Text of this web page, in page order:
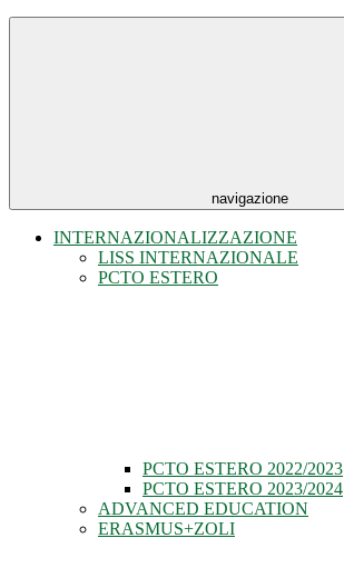
navigazione
INTERNAZIONALIZZAZIONE
LISS INTERNAZIONALE
PCTO ESTERO
PCTO ESTERO 2022/2023
PCTO ESTERO 2023/2024
ADVANCED EDUCATION
ERASMUS+ZOLI